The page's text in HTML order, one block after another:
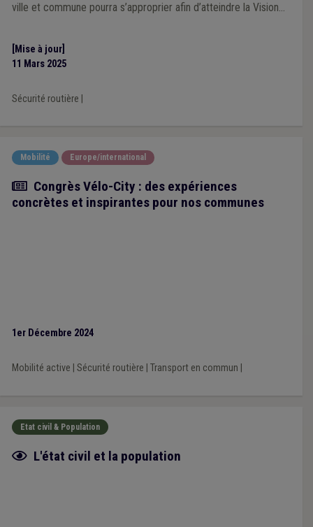
ville et commune pourra s’approprier afin d’atteindre la Vision
[Mise à jour]
11 Mars 2025
Sécurité routière
Mobilité Europe/international
Article
Congrès Vélo-City : des expériences
concrètes et inspirantes pour nos communes
1er Décembre 2024
Mobilité active Sécurité routière Transport en commun
Etat civil & Population
Fiche focus
L'état civil et la population